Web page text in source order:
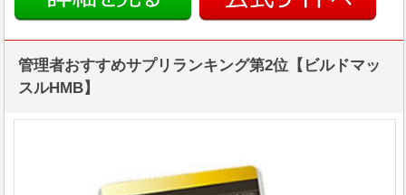
管理者おすすめサプリランキング第2位【ビルドマッ
スルHMB】